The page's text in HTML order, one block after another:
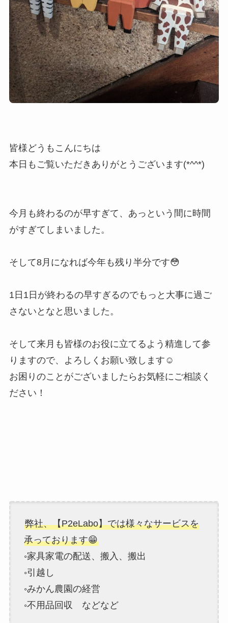
皆様どうもこんにちは
本日もご覧いただきありがとうございます(*^^*)
今月も終わるのが早すぎて、あっという間に時間
がすぎてしまいました。
そして8月になれば今年も残り半分です😳
1日1日が終わるの早すぎるのでもっと大事に過ご
さないとなと思いました。
そして来月も皆様のお役に立てるよう精進して参
りますので、よろしくお願い致します☺
お困りのことがございましたらお気軽にご相談く
ださい！
弊社、【P2eLabo】では様々なサービスを
承っております😁
◦家具家電の配送、搬入、搬出
◦引越し
◦みかん農園の経営
◦不用品回収 などなど